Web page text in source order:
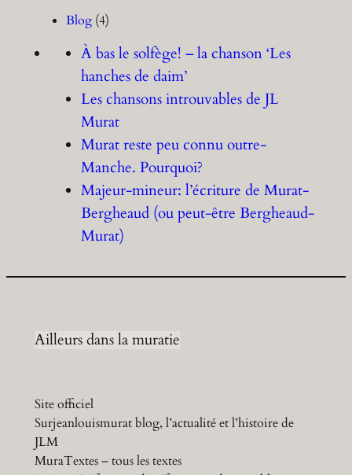
Blog(4)
À bas le solfège! – la chanson ‘Les
hanches de daim’
Les chansons introuvables de JL
Murat
Murat reste peu connu outre-
Manche. Pourquoi?
Majeur-mineur: l’écriture de Murat-
Bergheaud (ou peut-être Bergheaud-
Murat)
Ailleurs dans la muratie
Site officiel
Surjeanlouismurat blog, l’actualité et l’histoire de
JLM
MuraTextes – tous les textes